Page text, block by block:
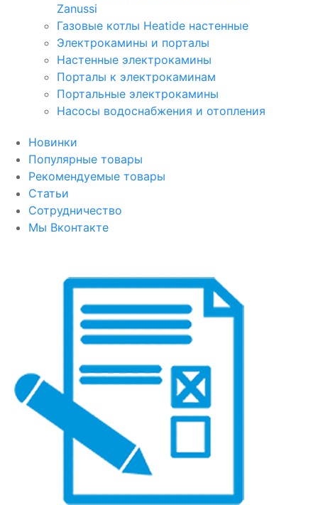
Zanussi
Газовые котлы Heatide настенные
Электрокамины и порталы
Настенные электрокамины
Порталы к электрокаминам
Портальные электрокамины
Насосы водоснабжения и отопления
Новинки
Популярные товары
Рекомендуемые товары
Статьи
Сотрудничество
Мы Вконтакте